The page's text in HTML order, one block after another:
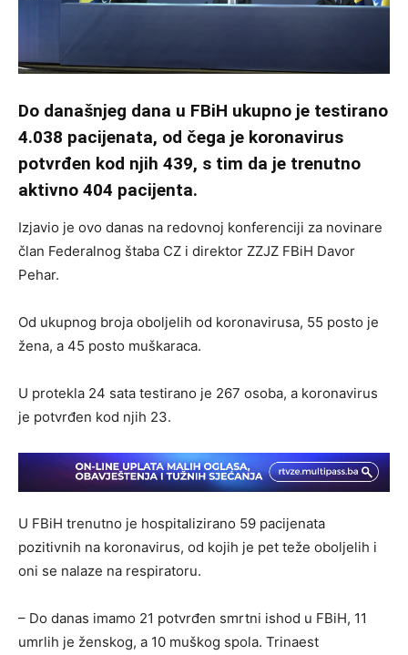
Do današnjeg dana u FBiH ukupno je testirano
4.038 pacijenata, od čega je koronavirus
potvrđen kod njih 439, s tim da je trenutno
aktivno 404 pacijenta.
Izjavio je ovo danas na redovnoj konferenciji za novinare
član Federalnog štaba CZ i direktor ZZJZ FBiH Davor
Pehar.
Od ukupnog broja oboljelih od koronavirusa, 55 posto je
žena, a 45 posto muškaraca.
U protekla 24 sata testirano je 267 osoba, a koronavirus
je potvrđen kod njih 23.
U FBiH trenutno je hospitalizirano 59 pacijenata
pozitivnih na koronavirus, od kojih je pet teže oboljelih i
oni se nalaze na respiratoru.
– Do danas imamo 21 potvrđen smrtni ishod u FBiH, 11
umrlih je ženskog, a 10 muškog spola. Trinaest